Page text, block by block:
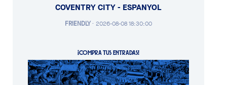
COVENTRY CITY - ESPANYOL
FRIENDLY· 2026-08-08 18:30:00
¡COMPRA TUS ENTRADAS!